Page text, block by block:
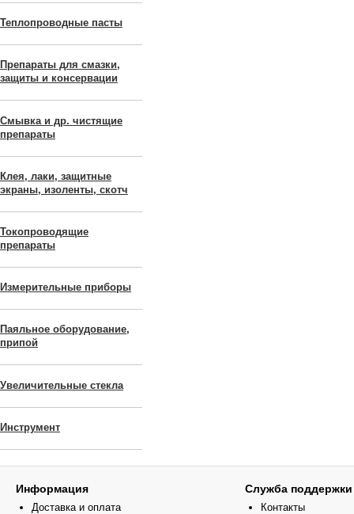
Теплопроводные пасты
Препараты для смазки,
защиты и консервации
Смывка и др. чистящие
препараты
Клея, лаки, защитные
экраны, изоленты, скотч
Токопроводящие
препараты
Измерительные приборы
Паяльное оборудование,
припой
Увеличительные стекла
Инструмент
Информация
Доставка и оплата
Служба поддержки
Контакты